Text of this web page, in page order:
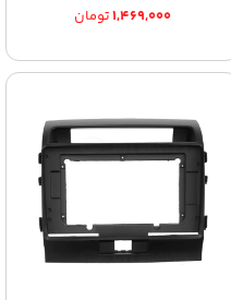
۱,۴۶۹,۰۰۰تومان